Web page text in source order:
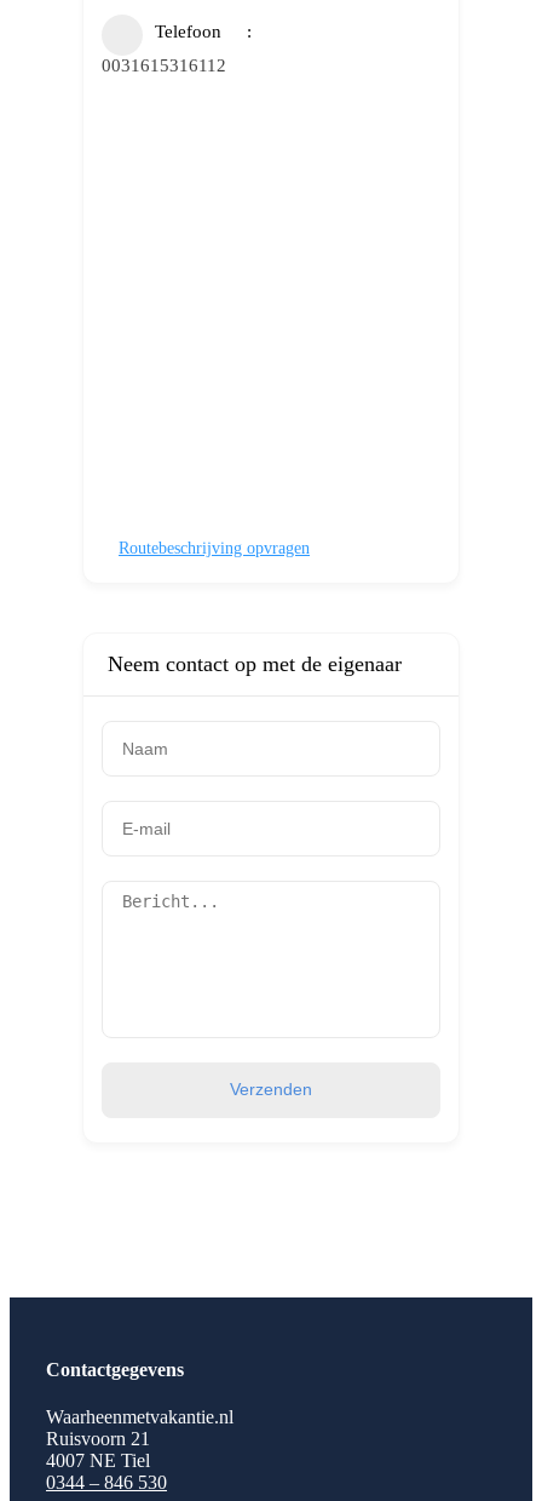
Telefoon
0031615316112
Routebeschrijving opvragen
Neem contact op met de eigenaar
Verzenden
Contactgegevens
Waarheenmetvakantie.nl
Ruisvoorn 21
4007 NE Tiel
0344 – 846 530